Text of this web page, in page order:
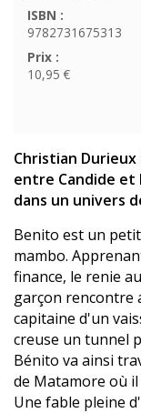
ISBN :
9782731675313
Prix :
10,95 €
Christian
entre Candide et
dans un univers
Benito est un
mambo.
finance, le renie
garçon rencontre
capitaine d'un
creuse un tunnel
Bénito va ainsi
de Matamore où
Une fable pleine